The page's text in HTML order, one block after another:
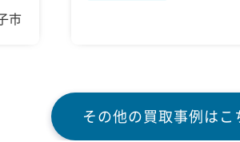
市
その他の買取事例はこ